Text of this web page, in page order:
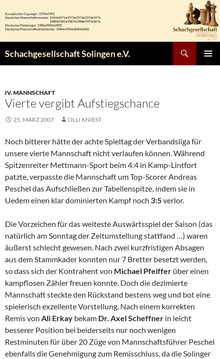
Inhalt
springen
Schachgesellschaft Solingen e.V.
IV. MANNSCHAFT
Vierte vergibt Aufstiegschance
25. MÄRZ 2007 OLLI KNIEST
Noch bitterer hätte der achte Spieltag der Verbandsliga für
unsere vierte Mannschaft nicht verlaufen können. Während
Spitzenreiter Mettmann-Sport beim 4:4 in Kamp-Lintfort
patzte, verpasste die Mannschaft um Top-Scorer Andreas
Peschel das Aufschließen zur Tabellenspitze, indem sie in
Uedem einen klar dominierten Kampf noch 3:5verlor.
Die Vorzeichen für das weiteste Auswärtsspiel der Saison (das
natürlich am Sonntag der Zeitumstellung stattfand …) waren
äußerst schlecht gewesen. Nach zwei kurzfristigen Absagen
aus dem Stammkader konnten nur 7 Bretter besetzt werden,
so dass sich der Kontrahent von Michael Pfeiffer über einen
kampflosen Zähler freuen konnte. Doch die dezimierte
Mannschaft steckte den Rückstand bestens weg und bot eine
spielerisch exzellente Vorstellung. Nach einem korrekten
Remis von Ali Erkay bekam Dr. AxelScheffner in leicht
besserer Position bei beiderseits nur noch wenigen
Restminuten für über 20 Züge von Mannschaftsführer Peschel
ebenfalls die Genehmigung zum Remisschluss, da die Solinger